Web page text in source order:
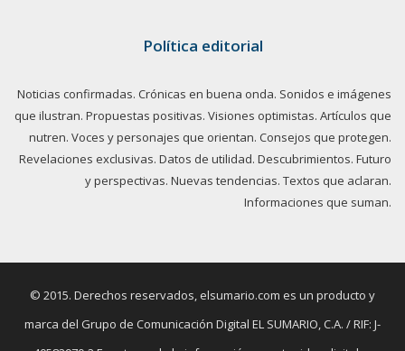
Política editorial
Noticias confirmadas. Crónicas en buena onda. Sonidos e imágenes
que ilustran. Propuestas positivas. Visiones optimistas. Artículos que
nutren. Voces y personajes que orientan. Consejos que protegen.
Revelaciones exclusivas. Datos de utilidad. Descubrimientos. Futuro
y perspectivas. Nuevas tendencias. Textos que aclaran.
Informaciones que suman.
© 2015. Derechos reservados, elsumario.com es un producto y
marca del Grupo de Comunicación Digital EL SUMARIO, C.A. / RIF: J-